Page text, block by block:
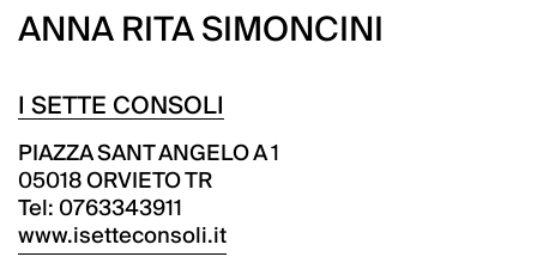
ANNA RITA SIMONCINI
I SETTE CONSOLI
PIAZZA SANT ANGELO A 1
05018 ORVIETO TR
Tel: 0763343911
www.isetteconsoli.it